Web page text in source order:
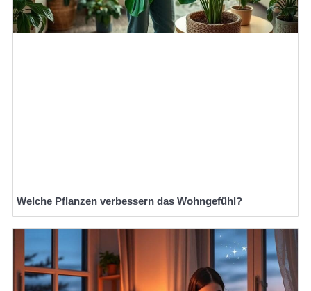
Welche Pflanzen verbessern das Wohngefühl?